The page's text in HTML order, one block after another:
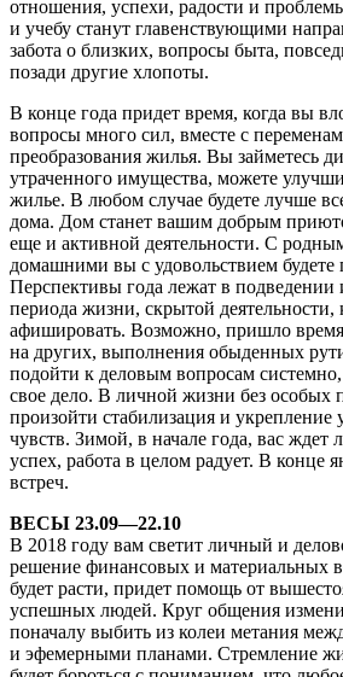
отношения, успехи, радости и
и учебу станут главенствующими
забота о близких, вопросы быта,
позади другие хлопоты.
В конце года придет время, когда вы
вопросы много сил, вместе с
преобразования жилья. Вы займетесь
утраченного имущества, можете
жилье. В любом случае будете лучше
дома. Дом станет вашим добрым
еще и активной деятельности. С
домашними вы с удовольствием будете
Перспективы года лежат в подведении
периода жизни, скрытой
афишировать. Возможно, пришло время
на других, выполнения обыденных
подойти к деловым вопросам
свое дело. В личной жизни без особых
произойти стабилизация и
чувств. Зимой, в начале года, вас ждет
успех, работа в целом радует. В конце
встреч.
ВЕСЫ 23.09—22.10
В 2018 году вам светит личный и
решение финансовых и материальных
будет расти, придет помощь от
успешных людей. Круг общения
поначалу выбить из колеи метания
и эфемерными планами. Стремление